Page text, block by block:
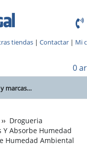
tiendas| Contactar| Mi
0
Drogueria
Absorbe Humedad
Humedad Ambiental